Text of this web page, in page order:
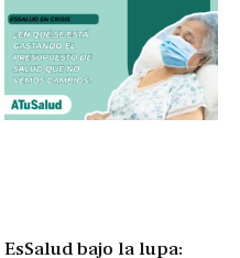
EsSalud bajo la lupa: